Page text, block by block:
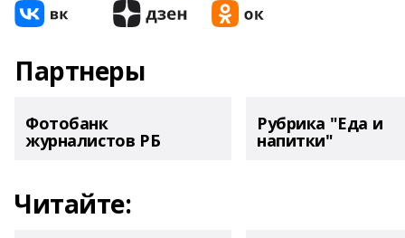
Партнеры
Фотобанк
журналистов РБ
Рубрика "Еда и
напитки"
Читайте: